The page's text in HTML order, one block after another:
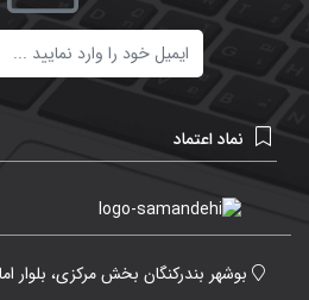
نماد اعتماد
بوشهر بندرکنگان بخش مرکزی، بلوار